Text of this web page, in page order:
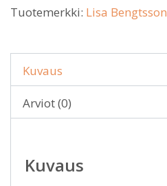
Tuotemerkki: Lisa Bengtsson
Kuvaus
Arviot (0)
Kuvaus